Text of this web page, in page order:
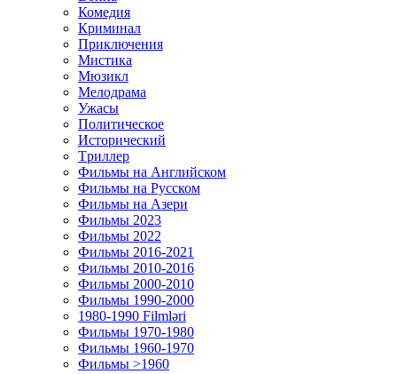
Комедия
Криминал
Приключения
Мистика
Мюзикл
Мелодрама
Ужасы
Политическое
Исторический
Tриллер
Фильмы на Английском
Фильмы на Русском
Фильмы на Азери
Фильмы 2023
Фильмы 2022
Фильмы 2016-2021
Фильмы 2010-2016
Фильмы 2000-2010
Фильмы 1990-2000
1980-1990 Filmləri
Фильмы 1970-1980
Фильмы 1960-1970
Фильмы >1960